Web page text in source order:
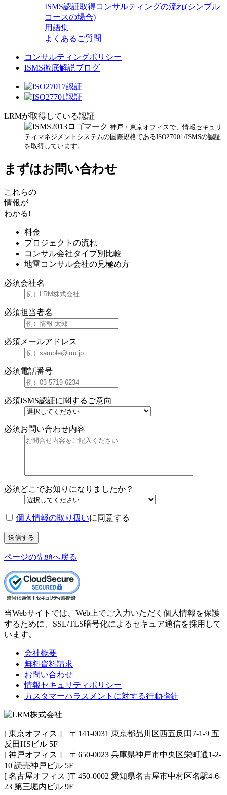
ISMS認証取得コンサルティングの流れ(シンプル
コースの場合)
用語集
よくあるご質問
コンサルティングポリシー
ISMS徹底解説ブログ
LRMが取得している認証
神戸・東京オフィスで、情報セキュリ
ティマネジメントシステムの国際規格であるISO27001/ISMSの認証
を取得しています。
まずはお問い合わせ
これらの
情報が
わかる!
料金
プロジェクトの流れ
コンサル会社タイプ別比較
地雷コンサル会社の見極め方
必須会社名
必須担当者名
必須 メールアドレス
必須電話番号
必須ISMS認証に関するご意向
必須お問い合わせ内容
必須どこでお知りになりましたか？
個人情報の取り扱いに同意する
送信する
ページの先頭へ戻る
当Webサイトでは、Web上でご入力いただく個人情報を保護
するために、SSL/TLS暗号化によるセキュア通信を採用して
います。
会社概要
無料資料請求
お問い合わせ
情報セキュリティポリシー
カスタマーハラスメントに対する行動指針
[ 東京オフィス ] 〒141-0031 東京都品川区西五反田7-1-9 五
反田HSビル 5F
[ 神戸オフィス ] 〒650-0023 兵庫県神戸市中央区栄町通1-2-
10 読売神戸ビル 5F
[ 名古屋オフィス ]〒450-0002 愛知県名古屋市中村区名駅4-6-
23 第三堀内ビル 9F